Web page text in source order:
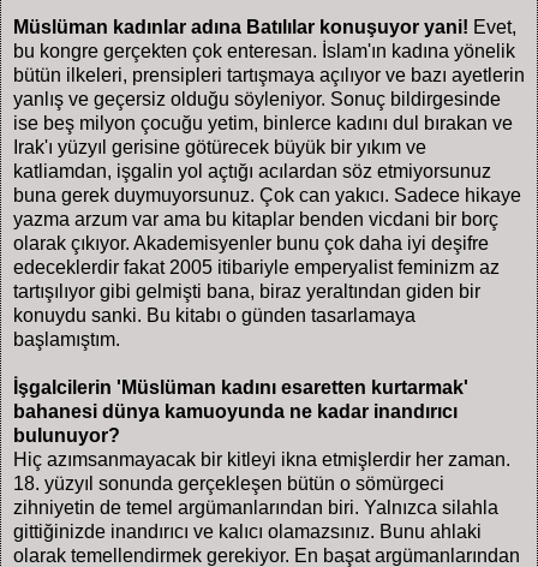
Müslüman kadınlar adına Batılılar konuşuyor yani! Evet,
bu kongre gerçekten çok enteresan. İslam'ın kadına yönelik
bütün ilkeleri, prensipleri tartışmaya açılıyor ve bazı ayetlerin
yanlış ve geçersiz olduğu söyleniyor. Sonuç bildirgesinde
ise beş milyon çocuğu yetim, binlerce kadını dul bırakan ve
Irak'ı yüzyıl gerisine götürecek büyük bir yıkım ve
katliamdan, işgalin yol açtığı acılardan söz etmiyorsunuz
buna gerek duymuyorsunuz. Çok can yakıcı. Sadece hikaye
yazma arzum var ama bu kitaplar benden vicdani bir borç
olarak çıkıyor. Akademisyenler bunu çok daha iyi deşifre
edeceklerdir fakat 2005 itibariyle emperyalist feminizm az
tartışılıyor gibi gelmişti bana, biraz yeraltından giden bir
konuydu sanki. Bu kitabı o günden tasarlamaya
başlamıştım.
İşgalcilerin 'Müslüman kadını esaretten kurtarmak'
bahanesi dünya kamuoyunda ne kadar inandırıcı
bulunuyor?
Hiç azımsanmayacak bir kitleyi ikna etmişlerdir her zaman.
18. yüzyıl sonunda gerçekleşen bütün o sömürgeci
zihniyetin de temel argümanlarından biri. Yalnızca silahla
gittiğinizde inandırıcı ve kalıcı olamazsınız. Bunu ahlaki
olarak temellendirmek gerekiyor. En başat argümanlarından